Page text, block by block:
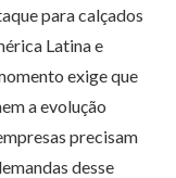
para calçados
Latina e
exige que
a evolução
precisam
desse